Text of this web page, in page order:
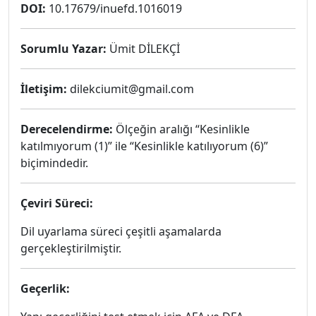
DOI: 10.17679/inuefd.1016019
Sorumlu Yazar: Ümit DİLEKÇİ
İletişim: dilekciumit@gmail.com
Derecelendirme: Ölçeğin aralığı “Kesinlikle
katılmıyorum (1)” ile “Kesinlikle katılıyorum (6)”
biçimindedir.
Çeviri Süreci:
Dil uyarlama süreci çeşitli aşamalarda
gerçekleştirilmiştir.
Geçerlik: